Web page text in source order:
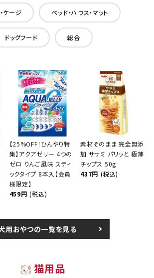
ケージ ベッド・ハウス・マット
ドッグフード 総合
【25%OFF！ひんやり特
集】アクアゼリー 4つの
ゼロ りんご風味 スティ
ックタイプ 8本入【会員
様限定】
459円 (税込)
素材そのまま 完全無添
加 ササミ パリッと 極薄
チップス 50g
437円 (税込)
用おやつの一覧を見る
猫用品